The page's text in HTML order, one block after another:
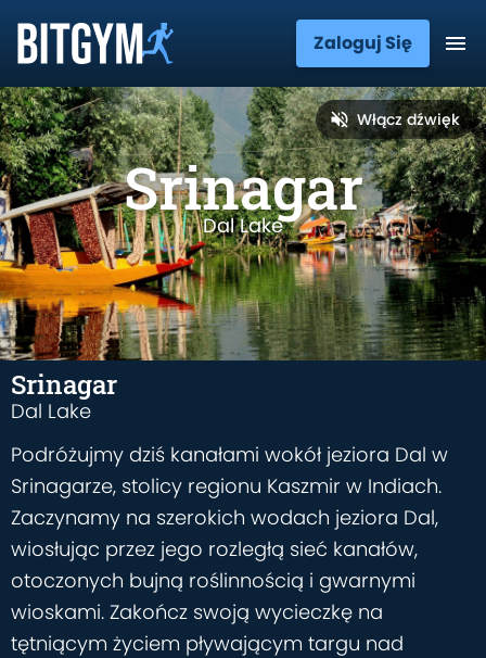
Zaloguj Się
Włącz dźwięk
Srinagar
Dal Lake
Srinagar
Dal Lake
Podróżujmy dziś kanałami wokół jeziora Dal w
Srinagarze, stolicy regionu Kaszmir w Indiach.
Zaczynamy na szerokich wodach jeziora Dal,
wiosłując przez jego rozległą sieć kanałów,
otoczonych bujną roślinnością i gwarnymi
wioskami. Zakończ swoją wycieczkę na
tętniącym życiem pływającym targu nad